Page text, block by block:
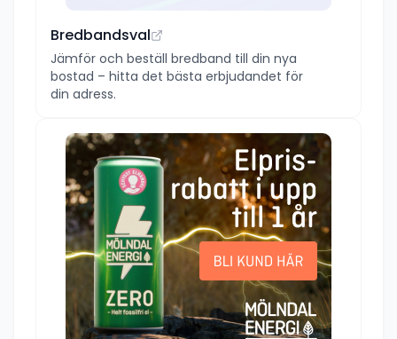
Bredbandsval
Jämför och beställ bredband till din nya
bostad – hitta det bästa erbjudandet för
din adress.